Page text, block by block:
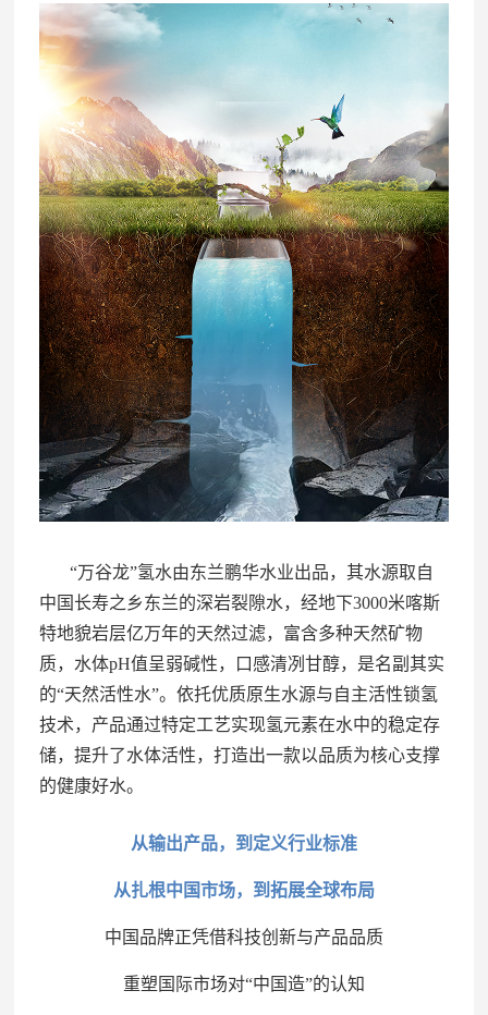
“万谷龙”氢水由东兰鹏华水业出品，其水源取自
中国长寿之乡东兰的深岩裂隙水，经地下3000米喀斯
特地貌岩层亿万年的天然过滤，富含多种天然矿物
质，水体pH值呈弱碱性，口感清冽甘醇，是名副其实
的“天然活性水”。依托优质原生水源与自主活性锁氢
技术，产品通过特定工艺实现氢元素在水中的稳定存
储，提升了水体活性，打造出一款以品质为核心支撑
的健康好水。
从输出产品，到定义行业标准
从扎根中国市场，到拓展全球布局
中国品牌正凭借科技创新与产品品质
重塑国际市场对“中国造”的认知